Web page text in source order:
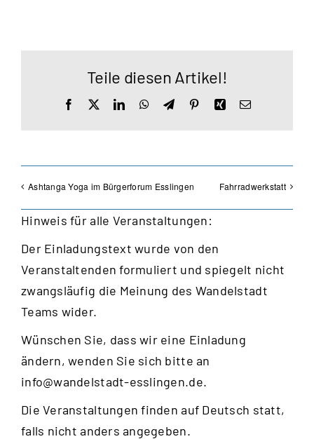
Teile diesen Artikel!
Facebook LinkedInWhatsApp
TelegramPinterestXingE-
Ashtanga Yoga im Bürgerforum Esslingen Fahrradwerkstatt
Hinweis für alle Veranstaltungen:
Der Einladungstext wurde von den
Veranstaltenden formuliert und spiegelt nicht
zwangsläufig die Meinung des Wandelstadt
Teams wider.
Wünschen Sie, dass wir eine Einladung
ändern, wenden Sie sich bitte an
info@wandelstadt-esslingen.de.
Die Veranstaltungen finden auf Deutsch statt,
falls nicht anders angegeben.